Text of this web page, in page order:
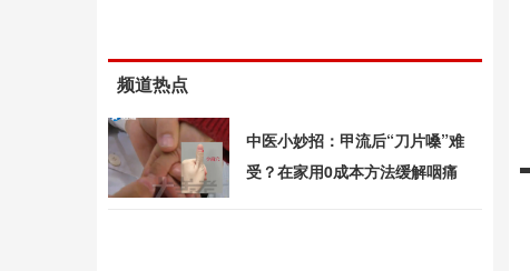
频道热点
中医小妙招：甲流后“刀片嗓”难
受？在家用0成本方法缓解咽痛